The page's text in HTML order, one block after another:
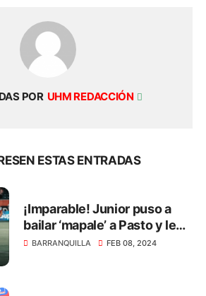
POR UHM REDACCIÓN
ESTAS ENTRADAS
¡Imparable! Junior puso a
bailar ‘mapale’ a Pasto y le
ganó 2 - 0
BARRANQUILLA FEB 08, 2024